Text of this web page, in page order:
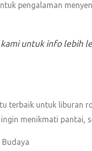
pengalaman
kami untuk info lebih
terbaik untuk liburan
menikmati